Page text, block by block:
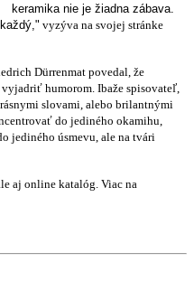
keramika nie je žiadna zábava.
vyzýva na svojej stránke
Dürrenmat povedal, že
humorom. Ibaže spisovateľ,
slovami, alebo brilantnými
do jediného okamihu,
jediného úsmevu, ale na tvári
aj online katalóg. Viac na